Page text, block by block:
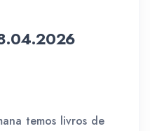
temos livros de